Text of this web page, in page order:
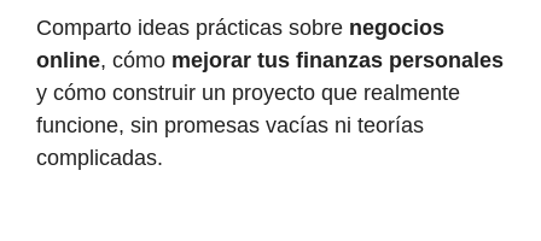
Comparto ideas prácticas sobre negocios
online, cómo mejorar tus finanzas personales
y cómo construir un proyecto que realmente
funcione, sin promesas vacías ni teorías
complicadas.